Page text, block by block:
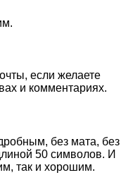
если желаете
и комментариях.
без мата, без
50 символов. И
так и хорошим.